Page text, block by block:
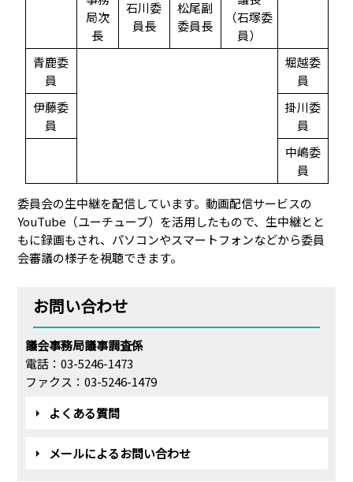
局次
長
石川委
員長
松尾副
委員長
（石塚委
員）
青鹿委
員
堀越委
員
伊藤委
員
掛川委
員
中嶋委
員
委員会の生中継を配信しています。動画配信サービスの
YouTube（ユーチューブ）を活用したもので、生中継とと
もに録画もされ、パソコンやスマートフォンなどから委員
会審議の様子を視聴できます。
お問い合わせ
議会事務局議事調査係
電話：03-5246-1473
ファクス：03-5246-1479
よくある質問
メールによるお問い合わせ